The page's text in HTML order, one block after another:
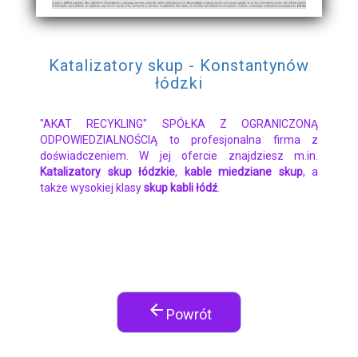
Katalizatory skup - Konstantynów
łódzki
"AKAT RECYKLING" SPÓŁKA Z OGRANICZONĄ
ODPOWIEDZIALNOŚCIĄ to profesjonalna firma z
doświadczeniem. W jej ofercie znajdziesz m.in.
Katalizatory skup łódzkie, kable miedziane skup, a
także wysokiej klasyskup kabli łódź
arrow_back Powrót